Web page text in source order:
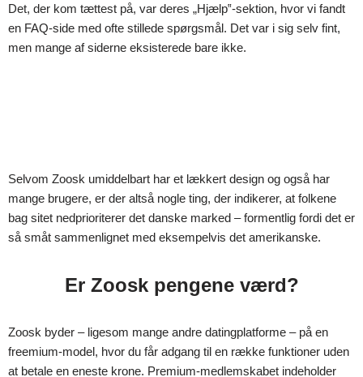
Det, der kom tættest på, var deres „Hjælp‟-sektion, hvor vi fandt
en FAQ-side med ofte stillede spørgsmål. Det var i sig selv fint,
men mange af siderne eksisterede bare ikke.
Selvom Zoosk umiddelbart har et lækkert design og også har
mange brugere, er der altså nogle ting, der indikerer, at folkene
bag sitet nedprioriterer det danske marked – formentlig fordi det er
så småt sammenlignet med eksempelvis det amerikanske.
Er Zoosk pengene værd?
Zoosk byder – ligesom mange andre datingplatforme – på en
freemium-model, hvor du får adgang til en række funktioner uden
at betale en eneste krone. Premium-medlemskabet indeholder